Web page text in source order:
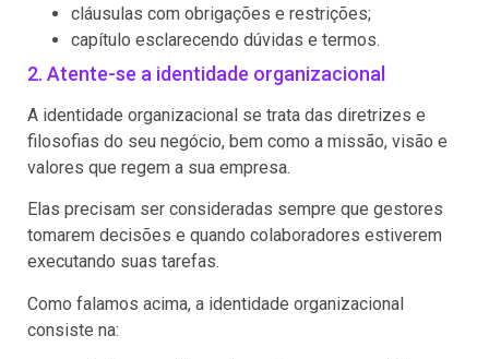
cláusulas com obrigações e restrições;
capítulo esclarecendo dúvidas e termos.
2. Atente-se a identidade organizacional
A identidade organizacional se trata das diretrizes e
filosofias do seu negócio, bem como a missão, visão e
valores que regem a sua empresa.
Elas precisam ser consideradas sempre que gestores
tomarem decisões e quando colaboradores estiverem
executando suas tarefas.
Como falamos acima, a identidade organizacional
consiste na: